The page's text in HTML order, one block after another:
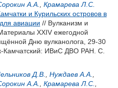
А.А.
Крамарева Л.С.
и Курильских островов в
авиации // Вулканизм и
XXIV ежегодной
Дню вулканолога, 29-30
Камчатский: ИВиС ДВО РАН. С.
Д.В. Нуждаев А.А.
А.А. Крамарева Л.С.